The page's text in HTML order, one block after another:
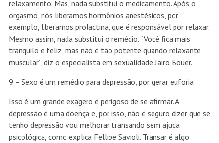
relaxamento. Mas, nada substitui o medicamento. Após o
orgasmo, nós liberamos hormônios anestésicos, por
exemplo, liberamos prolactina, que é responsável por relaxar.
Mesmo assim, nada substitui o remédio. “Você fica mais
tranquilo e feliz, mas não é tão potente quando relaxante
muscular”, diz o especialista em sexualidade Jairo Bouer.
9 – Sexo é um remédio para depressão, por gerar euforia
Isso é um grande exagero e perigoso de se afirmar. A
depressão é uma doença e, por isso, não é seguro dizer que se
tenho depressão vou melhorar transando sem ajuda
psicológica, como explica Fellipe Savioli. Transar é algo